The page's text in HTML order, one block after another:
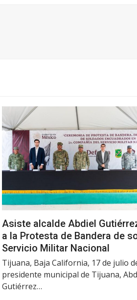
Asiste alcalde Abdiel
a la Protesta de Bandera de
Servicio Militar Nacional
Tijuana, Baja California, 17 de julio
presidente municipal de Tijuana,
Gutiérrez…